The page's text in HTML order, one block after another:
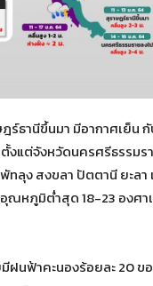
ธานีขึ้นมา มีอากาศเย็น
งแต่จังหวัดนครศรีธรรม
ง สงขลา ปัตตานี ยะลา
ณหภูมิต่ำสุด 18-23 องศ
ฝนฟ้าคะนองร้อยละ 20